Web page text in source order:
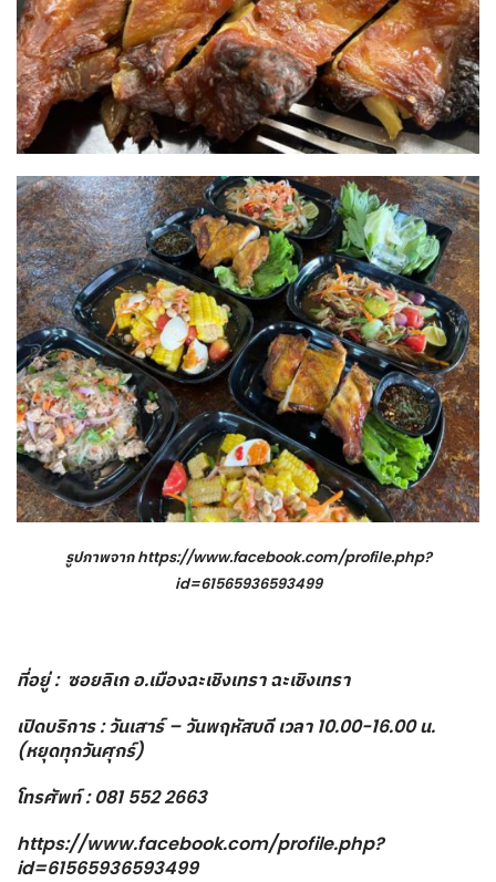
รูปภาพจากhttps://www.facebook.com/profile.php?
id=61565936593499
ที่อยู่ : ซอยลิเก อ.เมืองฉะเชิงเทรา ฉะเชิงเทรา
เปิดบริการ : วันเสาร์ – วันพฤหัสบดี เวลา 10.00-16.00 น.
(หยุดทุกวันศุกร์)
โทรศัพท์ : 081 552 2663
https://www.facebook.com/profile.php?
id=61565936593499